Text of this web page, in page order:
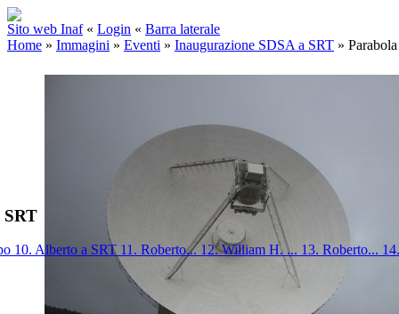
Sito web Inaf « Login « Barra laterale
Home » Immagini » Eventi » Inaugurazione SDSA a SRT » Parabola
SRT
10. Alberto a SRT 11. Roberto...12. William H. ... 13. Roberto...